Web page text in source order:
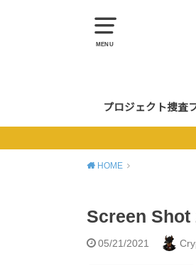
MENU
プロジェクト捜査
HOME
Screen Shot
05/21/2021